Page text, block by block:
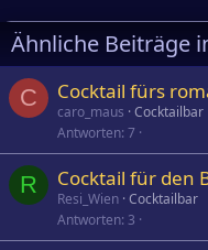
Ähnliche Beiträge
C Cocktail fürs
caro_maus Cocktailbar
Antworten 7
R Cocktail für den
Resi_Wien Cocktailbar
Antworten 3